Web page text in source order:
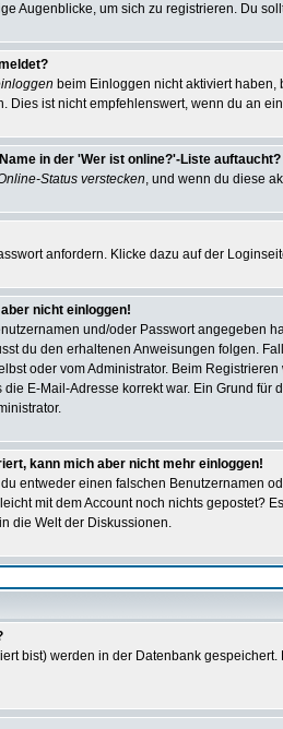
Augenblicke, um sich zu registrieren. Du
beim Einloggen nicht aktiviert
Dies ist nicht empfehlenswert, wenn du an
in der 'Wer ist online?'-Liste auftaucht?
Status verstecken, und wenn du diese
anfordern. Klicke dazu auf der
nicht einloggen!
und/oder Passwort angegeben
du den erhaltenen Anweisungen folgen.
oder vom Administrator. Beim
E-Mail-Adresse korrekt war. Ein Grund
kann mich aber nicht mehr einloggen!
entweder einen falschen Benutzernamen
mit dem Account noch nichts
die Welt der Diskussionen.
bist) werden in der Datenbank gespeichert.